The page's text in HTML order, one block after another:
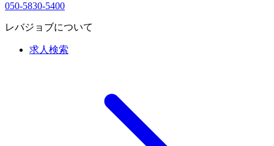
050-5830-5400
レバジョブについて
求人検索